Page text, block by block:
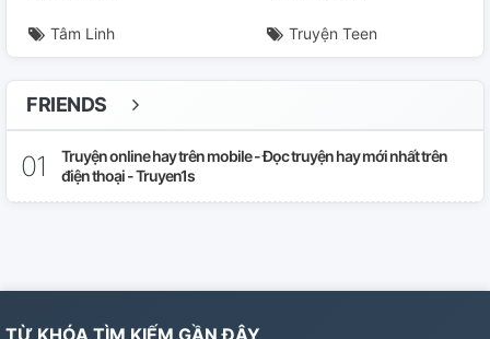
Tâm Linh Truyện Teen
FRIENDS
Truyện online hay trên mobile - Đọc truyện hay mới nhất trên
điện thoại - Truyen1s